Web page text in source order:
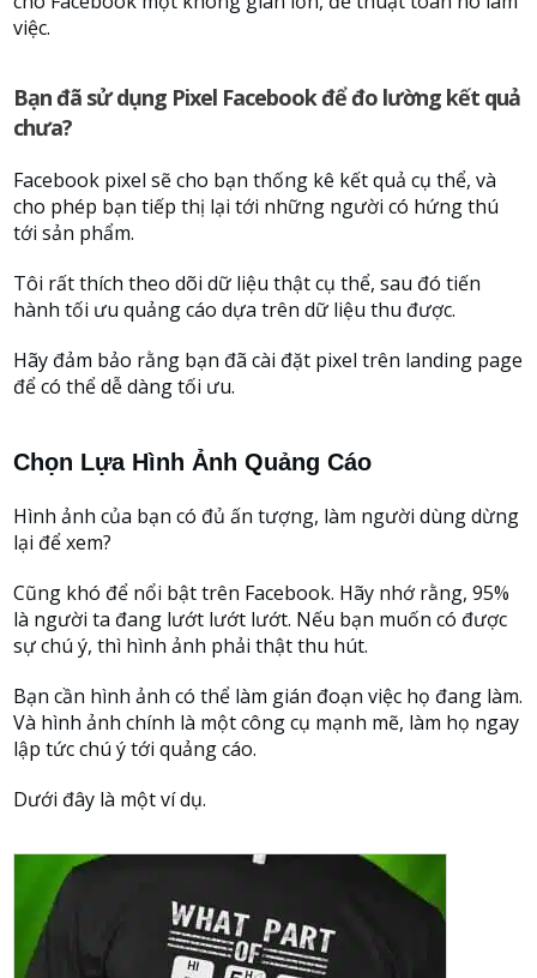
việc.
Bạn đã sử dụng Pixel Facebook để đo lường kết quả
chưa?
Facebook pixel sẽ cho bạn thống kê kết quả cụ thể, và
cho phép bạn tiếp thị lại tới những người có hứng thú
tới sản phẩm.
Tôi rất thích theo dõi dữ liệu thật cụ thể, sau đó tiến
hành tối ưu quảng cáo dựa trên dữ liệu thu được.
Hãy đảm bảo rằng bạn đã cài đặt pixel trên landing page
để có thể dễ dàng tối ưu.
Chọn Lựa Hình Ảnh Quảng Cáo
Hình ảnh của bạn có đủ ấn tượng, làm người dùng dừng
lại để xem?
Cũng khó để nổi bật trên Facebook. Hãy nhớ rằng, 95%
là người ta đang lướt lướt lướt. Nếu bạn muốn có được
sự chú ý, thì hình ảnh phải thật thu hút.
Bạn cần hình ảnh có thể làm gián đoạn việc họ đang làm.
Và hình ảnh chính là một công cụ mạnh mẽ, làm họ ngay
lập tức chú ý tới quảng cáo.
Dưới đây là một ví dụ.